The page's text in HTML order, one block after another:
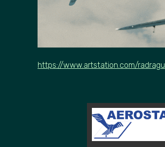
https://www.artstation.com/radragu